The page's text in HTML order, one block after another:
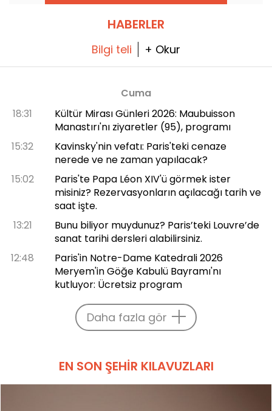
HABERLER
Bilgi teli + Okur
Cuma
18:31
Kültür Mirası Günleri 2026: Maubuisson
Manastırı'nı ziyaretler (95), programı
15:32
Kavinsky'nin vefatı: Paris'teki cenaze
nerede ve ne zaman yapılacak?
15:02
Paris'te Papa Léon XIV'ü görmek ister
misiniz? Rezervasyonların açılacağı tarih ve
saat işte.
13:21
Bunu biliyor muydunuz? Paris’teki Louvre’de
sanat tarihi dersleri alabilirsiniz.
12:48
Paris'in Notre-Dame Katedrali 2026
Meryem'in Göğe Kabulü Bayramı'nı
kutluyor: Ücretsiz program
Daha fazla gör
EN SON ŞEHIR KILAVUZLARI